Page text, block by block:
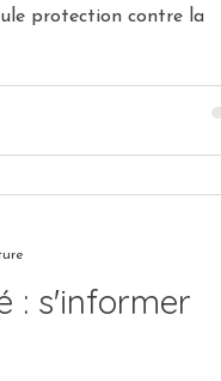
protection contre la
: s'informer